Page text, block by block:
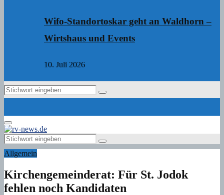
Wifo-Standortoskar geht an Waldhorn –
Wirtshaus und Events
10. Juli 2026
Search
Search
Primary
Menu
Search
for:
Search
Allgemein
Kirchengemeinderat: Für St. Jodok
fehlen noch Kandidaten